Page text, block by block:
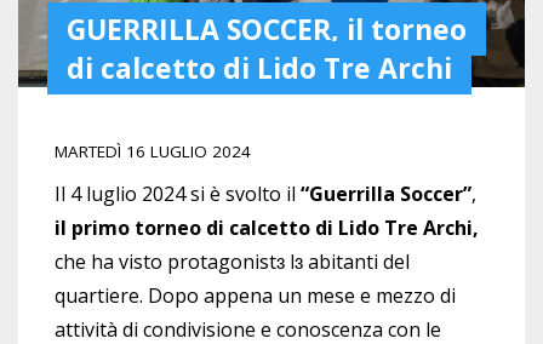
GUERRILLA SOCCER, il torneo
di calcetto di Lido Tre Archi
MARTEDÌ 16 LUGLIO 2024
Il 4 luglio 2024 si è svolto il “Guerrilla Soccer”,
il primo torneo di calcetto di Lido Tre Archi,
che ha visto protagonistɜ lɜabitanti del
quartiere. Dopo appena un mese e mezzo di
attività di condivisione e conoscenza con le